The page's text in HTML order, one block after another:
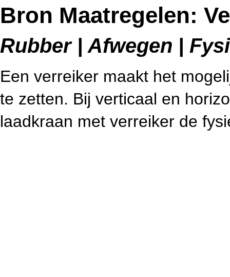
Bron Maatregelen:
Rubber | Afwegen |
Een verreiker maakt het
te zetten. Bij verticaal en
laadkraan met verreiker de